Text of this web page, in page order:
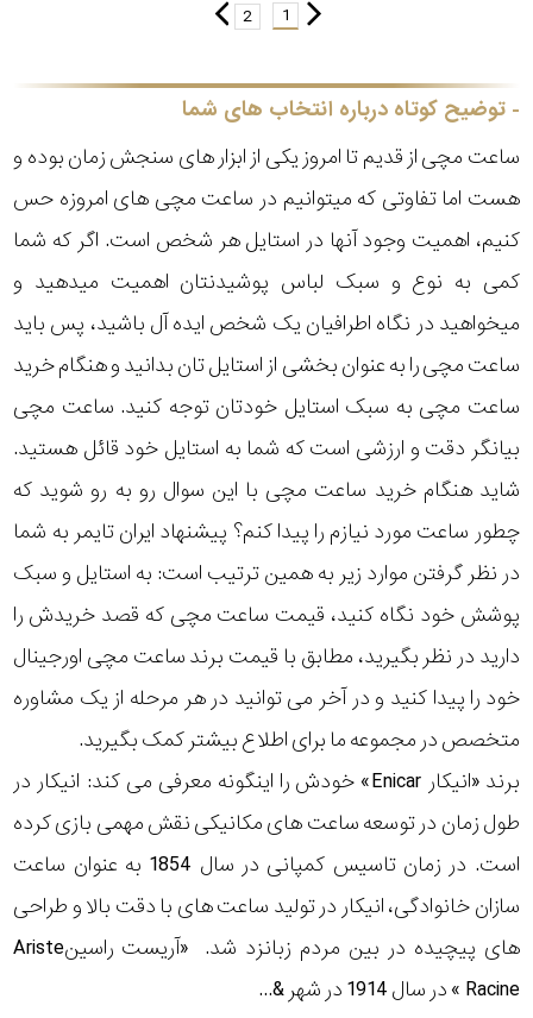
1
2
توضیح کوتاه درباره انتخاب های شما
ساعت مچی از قدیم تا امروز یکی از ابزار های سنجش زمان بوده و
هست اما تفاوتی که میتوانیم در ساعت مچی های امروزه حس
کنیم، اهمیت وجود آنها در استایل هر شخص است. اگر که شما
کمی به نوع و سبک لباس پوشیدنتان اهمیت میدهید و
میخواهید در نگاه اطرافیان یک شخص ایده آل باشید، پس باید
ساعت مچی را به عنوان بخشی از استایل تان بدانید و هنگام خرید
ساعت مچی به سبک استایل خودتان توجه کنید. ساعت مچی
بیانگر دقت و ارزشی است که شما به استایل خود قائل هستید.
شاید هنگام خرید ساعت مچی با این سوال رو به رو شوید که
چطور ساعت مورد نیازم را پیدا کنم؟ پیشنهاد ایران تایمر به شما
در نظر گرفتن موارد زیر به همین ترتیب است: به استایل و سبک
پوشش خود نگاه کنید، قیمت ساعت مچی که قصد خریدش را
دارید در نظر بگیرید، مطابق با قیمت برند ساعت مچی اورجینال
خود را پیدا کنید و در آخر می توانید در هر مرحله از یک مشاوره
متخصص در مجموعه ما برای اطلاع بیشتر کمک بگیرید.
برند «انیکار Enicar» خودش را اینگونه معرفی می کند: انیکار در
طول زمان در توسعه ساعت های مکانیکی نقش مهمی بازی کرده
است. در زمان تاسیس کمپانی در سال 1854 به عنوان ساعت
سازان خانوادگی، انیکار در تولید ساعت های با دقت بالا و طراحی
های پیچیده در بین مردم زبانزد شد. «آریست راسینAriste
Racine » در سال 1914 در شهر &...